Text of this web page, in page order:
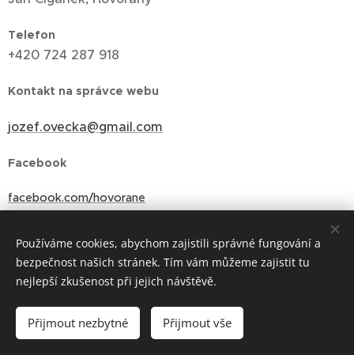
Telefon
+420 724 287 918
Kontakt na správce webu
jozef.ovecka@gmail.com
Facebook
facebook.com/hovorane
Vytvořeno službou Cookies
Používáme cookies, abychom zajistili správné fungování a
bezpečnost našich stránek. Tím vám můžeme zajistit tu
nejlepší zkušenost při jejich návštěvě.
Přijmout nezbytné Přijmout vše